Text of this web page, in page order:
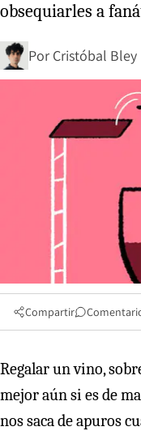
obsequiarles a
Por Cristóbal Bley
Compartir
Regalar un vino,
mejor aún si es de
nos saca de apuros